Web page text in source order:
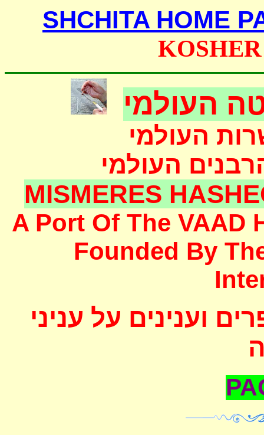
SHCHITA HOME
העולמי
העולמי
העולמי
MISMERES
A Port Of The VAAD
Founded By
וענינים על עניני